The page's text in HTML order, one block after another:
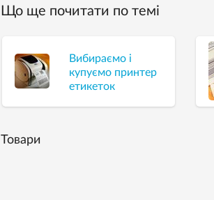
Що ще почитати по темі
Вибираємо і
купуємо принтер
етикеток
Товари